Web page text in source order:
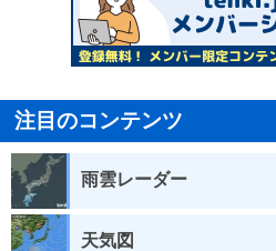
注目のコンテンツ
雨雲レーダー
天気図